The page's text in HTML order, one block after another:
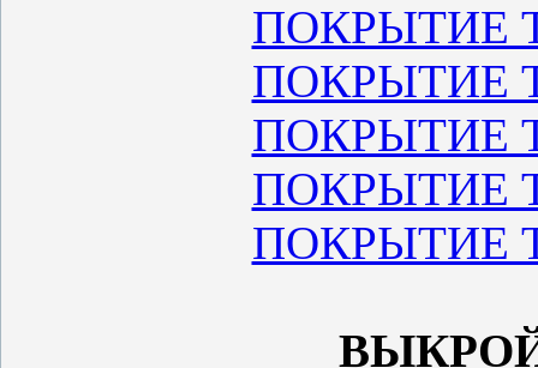
ПОКРЫТИЕ
ПОКРЫТИЕ
ПОКРЫТИЕ
ПОКРЫТИЕ
ПОКРЫТИЕ